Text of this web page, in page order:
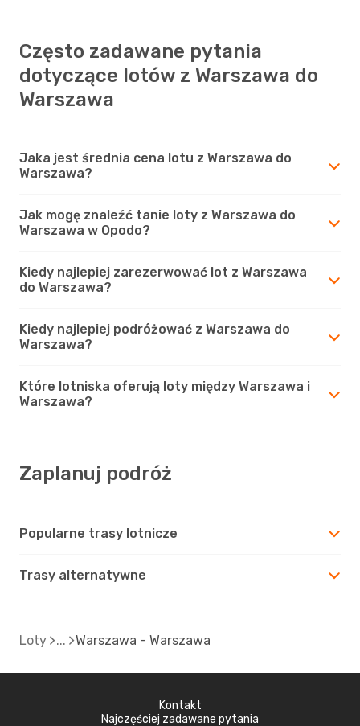
Często zadawane pytania
dotyczące lotów z Warszawa do
Warszawa
Jaka jest średnia cena lotu z Warszawa do
Warszawa?
Jak mogę znaleźć tanie loty z Warszawa do
Warszawa w Opodo?
Kiedy najlepiej zarezerwować lot z Warszawa
do Warszawa?
Kiedy najlepiej podróżować z Warszawa do
Warszawa?
Które lotniska oferują loty między Warszawa i
Warszawa?
Zaplanuj podróż
Popularne trasy lotnicze
Trasy alternatywne
Loty Warszawa - Warszawa
Kontakt
Najczęściej zadawane pytania